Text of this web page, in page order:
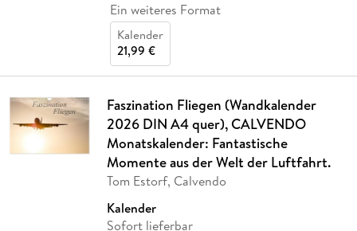
Ein weiteres Format
Kalender
21,99 €
Faszination Fliegen (Wandkalender
2026 DIN A4 quer), CALVENDO
Monatskalender: Fantastische
Momente aus der Welt der Luftfahrt.
Tom Estorf, Calvendo
Kalender
Sofort lieferbar